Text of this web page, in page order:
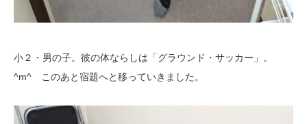
小２・男の子。彼の体ならしは「グラウンド・サッカー」。
^m^ このあと宿題へと移っていきました。